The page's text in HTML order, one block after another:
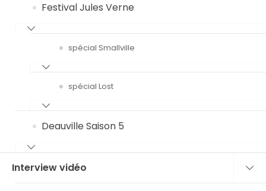
Festival Jules Verne
spécial Smallville
spécial Lost
Deauville Saison 5
Interview vidéo